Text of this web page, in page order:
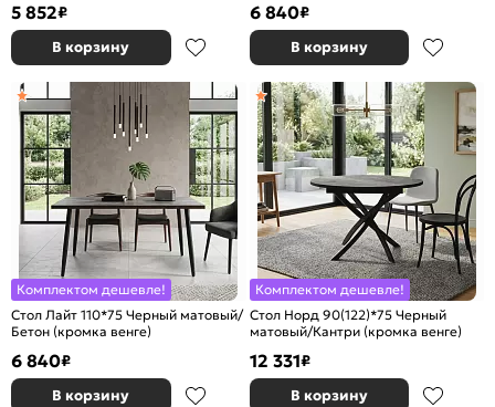
5 852₽
В корзину
6 840₽
В корзину
Комплектом дешевле!
Стол Лайт 110*75 Черный матовый/
Бетон (кромка венге)
6 840₽
В корзину
Комплектом дешевле!
Стол Норд 90(122)*75 Черный
матовый/Кантри (кромка венге)
12 331₽
В корзину